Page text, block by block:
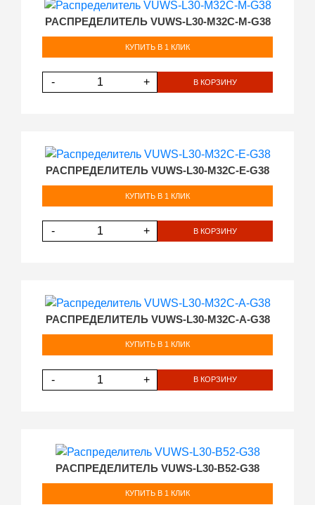
РАСПРЕДЕЛИТЕЛЬ VUWS-L30-M32C-M-G38
КУПИТЬ В 1 КЛИК
- + В КОРЗИНУ
РАСПРЕДЕЛИТЕЛЬ VUWS-L30-M32C-E-G38
КУПИТЬ В 1 КЛИК
- + В КОРЗИНУ
РАСПРЕДЕЛИТЕЛЬ VUWS-L30-M32C-A-G38
КУПИТЬ В 1 КЛИК
- + В КОРЗИНУ
РАСПРЕДЕЛИТЕЛЬ VUWS-L30-B52-G38
КУПИТЬ В 1 КЛИК